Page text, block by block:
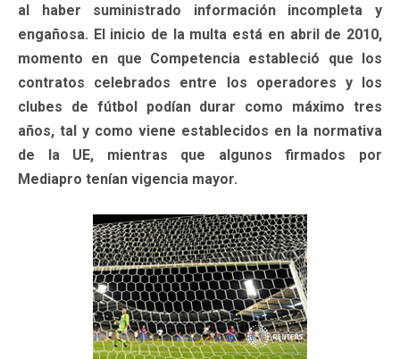
al haber suministrado información incompleta y
engañosa. El inicio de la multa está en abril de 2010,
momento en que Competencia estableció que los
contratos celebrados entre los operadores y los
clubes de fútbol podían durar como máximo tres
años, tal y como viene establecidos en la normativa
de la UE, mientras que algunos firmados por
Mediapro tenían vigencia mayor.